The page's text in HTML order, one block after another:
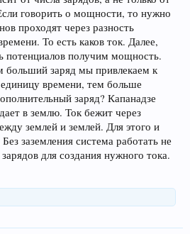
говорить о мощности, то нужно
проходят через разность
То есть каков ток. Далее,
потенциалов получим мощность.
больший заряд мы привлекаем к
времени, тем больше
заряд? Капанадзе
в землю. Ток бежит через
землей и землей. Для этого и
заземления система работать не
для создания нужного тока.